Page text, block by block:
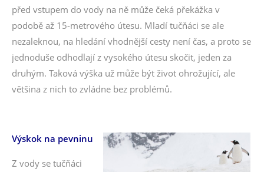
před vstupem do vody na ně může čeká překážka v
podobě až 15-metrového útesu. Mladí tučňáci se ale
nezaleknou, na hledání vhodnější cesty není čas, a proto se
jednoduše odhodlají z vysokého útesu skočit, jeden za
druhým. Taková výška už může být život ohrožující, ale
většina z nich to zvládne bez problémů.
Výskok na pevninu
Z vody se tučňáci